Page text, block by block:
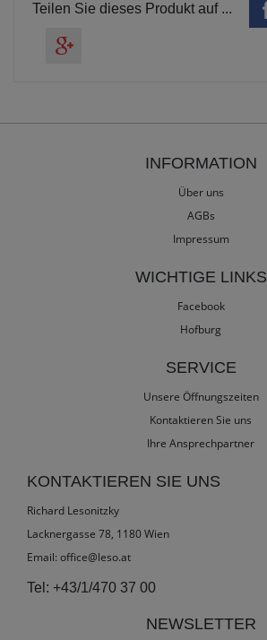
Teilen Sie dieses Produkt auf ...
INFORMATION
Über uns
AGBs
Impressum
WICHTIGE LINKS
Facebook
Hofburg
SERVICE
Unsere Öffnungszeiten
Kontaktieren Sie uns
Ihre Ansprechpartner
KONTAKTIEREN SIE UNS
Richard Lesonitzky
Lacknergasse 78, 1180 Wien
Email: office@leso.at
Tel: +43/1/470 37 00
NEWSLETTER